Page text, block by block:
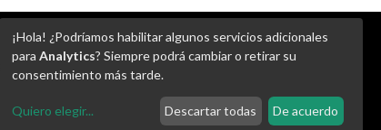
Ajustes de Cookies
¡Hola! ¿Podríamos habilitar algunos servicios adicionales
para Analytics? Siempre podrá cambiar o retirar su
consentimiento más tarde.
Quiero elegir... Descartar todas De acuerdo